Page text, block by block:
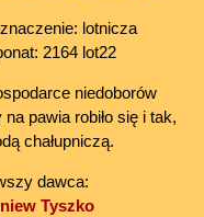
lotnicza
2164 lot22
niedoborów
na pawia robiło się i tak,
chałupniczą.
dawca:
Tyszko